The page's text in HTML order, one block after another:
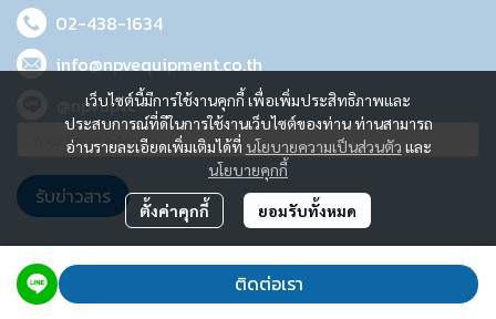
ติดต่อเรา
เว็บไซต์นี้มีการใช้งานคุกกี้ เพื่อเพิ่มประสิทธิภาพและ
ประสบการณ์ที่ดีในการใช้งานเว็บไซต์ของท่าน ท่านสามารถ
อ่านรายละเอียดเพิ่มเติมได้ที่ นโยบายความเป็นส่วนตัว และ
นโยบายคุกกี้
ตั้งค่าคุกกี้ ยอมรับทั้งหมด
02-438-1634
info@npvequipment.co.th
@npvupvc
รับข่าวสาร
2023 © N.P.V. EQUIPMENT LTD., PART.
Powered By MakeWebEasy